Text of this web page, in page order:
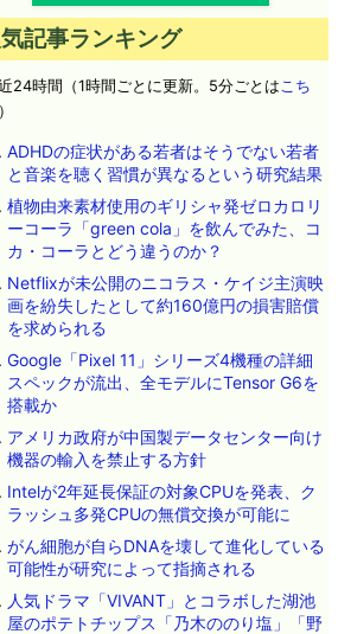
記事ランキング
24時間（1時間ごとに更新。5分ごとはこち
）
ADHDの症状がある若者はそうでない若者
と音楽を聴く習慣が異なるという研究結果
植物由来素材使用のギリシャ発ゼロカロリ
ーコーラ「green cola」を飲んでみた、コ
カ・コーラとどう違うのか？
Netflixが未公開のニコラス・ケイジ主演映
画を紛失したとして約160億円の損害賠償
を求められる
Google「Pixel 11」シリーズ4機種の詳細
スペックが流出、全モデルにTensor G6を
搭載か
アメリカ政府が中国製データセンター向け
機器の輸入を禁止する方針
Intelが2年延長保証の対象CPUを発表、ク
ラッシュ多発CPUの無償交換が可能に
がん細胞が自らDNAを壊して進化している
可能性が研究によって指摘される
人気ドラマ「VIVANT」とコラボした湖池
屋のポテトチップス「乃木ののり塩」「野